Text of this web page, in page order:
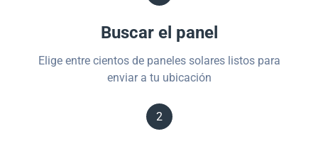
Buscar el panel
Elige entre cientos de paneles solares listos para
enviar a tu ubicación
2